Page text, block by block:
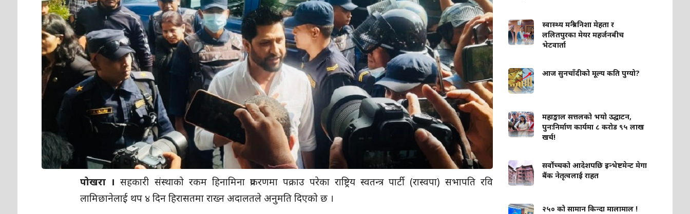
पोखरा ।सहकारी संस्थाको रकम हिनामिना प्रकरणमा पक्राउ परेका राष्ट्रिय स्वतन्त्र पार्टी (रास्वपा) सभापति रवि
लामिछानेलाई थप ४ दिन हिरासतमा राख्न अदालतले अनुमति दिएको छ ।
स्वास्थ्य मन्त्री निशा मेहता र
ललितपुरका मेयर महर्जनबीच
भेटवार्ता
आज सुनचाँदीको मूल्य कति पुग्यो?
महाङ्काल सत्तलको भयो उद्घाटन,
पुनःनिर्माण कार्यमा ८ करोड ९५ लाख
खर्च!
सर्वोच्चको आदेशपछि इन्भेष्टमेन्ट मेगा
बैंक नेतृत्वलाई राहत
२५० को सामान किन्दा मालामाल !